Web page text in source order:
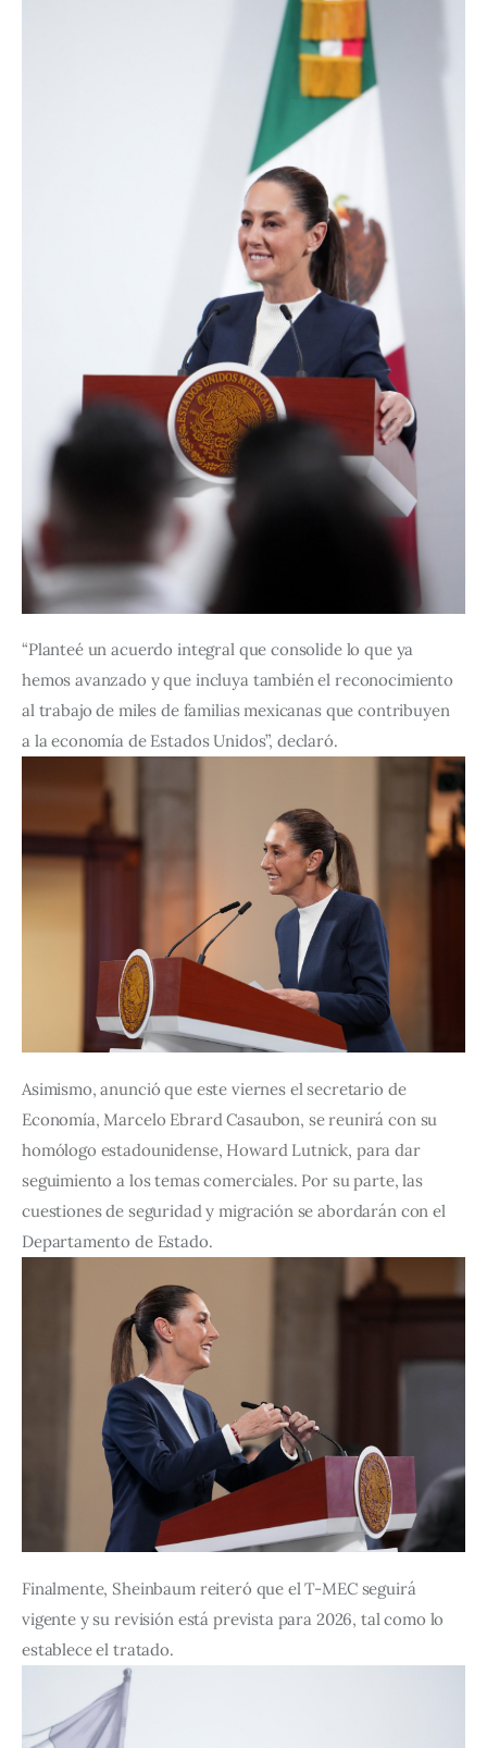
“Planteé un acuerdo integral que consolide lo que ya
hemos avanzado y que incluya también el reconocimiento
al trabajo de miles de familias mexicanas que contribuyen
a la economía de Estados Unidos”, declaró.
Asimismo, anunció que este viernes el secretario de
Economía, Marcelo Ebrard Casaubon, se reunirá con su
homólogo estadounidense, Howard Lutnick, para dar
seguimiento a los temas comerciales. Por su parte, las
cuestiones de seguridad y migración se abordarán con el
Departamento de Estado.
Finalmente, Sheinbaum reiteró que el T-MEC seguirá
vigente y su revisión está prevista para 2026, tal como lo
establece el tratado.